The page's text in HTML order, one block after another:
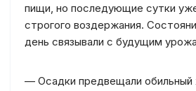
пищи, но последующие сутки
строгого воздержания.
день связывали с будущим
— Осадки предвещали обильный